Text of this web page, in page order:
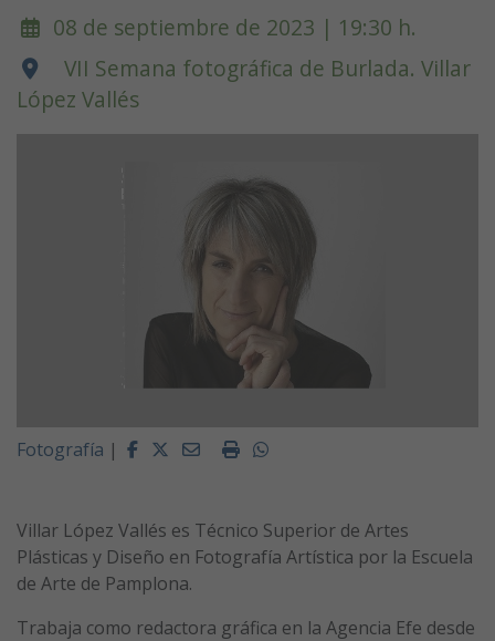
08 de septiembre de 2023 | 19:30 h.
VII Semana fotográfica de Burlada. Villar
López Vallés
Fotografía | FacebookTwitterEmailImprimirWhatsapp
Villar López Vallés es Técnico Superior de Artes
Plásticas y Diseño en Fotografía Artística por la Escuela
de Arte de Pamplona.
Trabaja como redactora gráfica en la Agencia Efe desde